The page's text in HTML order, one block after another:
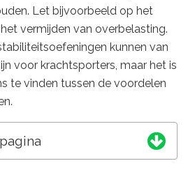
Let bijvoorbeeld op het
vermijden van overbelasting.
kunnen van
voor krachtsporters, maar het is
te vinden tussen de voordelen